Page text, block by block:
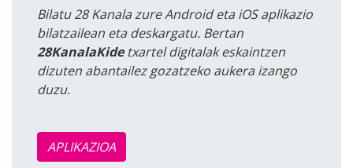
Bilatu 28 Kanala zure Android eta iOS aplikazio
bilatzailean eta deskargatu. Bertan
28KanalaKidetxartel digitalak eskaintzen
dizuten abantailez gozatzeko aukera izango
duzu.
APLIKAZIOA